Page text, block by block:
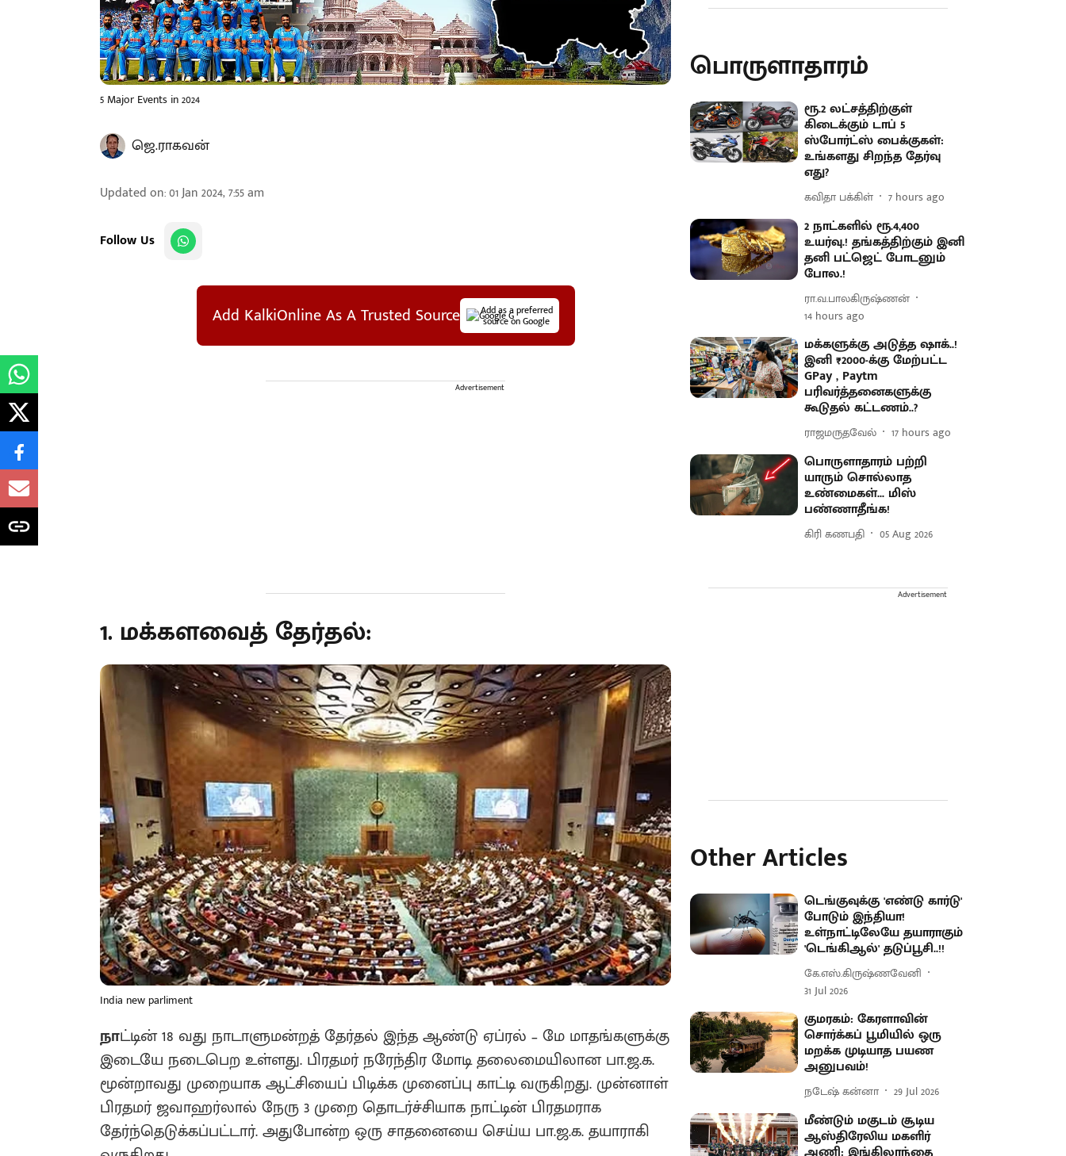
5 Major Events in 2024
ஜெ.ராகவன்
Updated on:01 Jan 2024, 7:55 am
Follow Us
Add KalkiOnline As A Trusted Source Add as a preferred
source on Google
Advertisement
1. மக்களவைத் தேர்தல்:
India new parliment
நாட்டின் 18 வது நாடாளுமன்றத் தேர்தல் இந்த ஆண்டு ஏப்ரல் – மே மாதங்களுக்கு
இடையே நடைபெற உள்ளது. பிரதமர் நரேந்திர மோடி தலைமையிலான பா.ஜ.க.
மூன்றாவது முறையாக ஆட்சியைப் பிடிக்க முனைப்பு காட்டி வருகிறது. முன்னாள்
பிரதமர் ஜவாஹர்லால் நேரு 3 முறை தொடர்ச்சியாக நாட்டின் பிரதமராக
தேர்ந்தெடுக்கப்பட்டார். அதுபோன்ற ஒரு சாதனையை செய்ய பா.ஜ.க. தயாராகி
பொருளாதாரம்
ரூ.2 லட்சத்திற்குள்
கிடைக்கும் டாப் 5
ஸ்போர்ட்ஸ் பைக்குகள்:
உங்களது சிறந்த தேர்வு
எது?
கவிதா பக்கிள் 7 hours ago
2 நாட்களில் ரூ.4,400
உயர்வு.! தங்கத்திற்கும் இனி
தனி பட்ஜெட் போடனும்
போல.!
ரா.வ.பாலகிருஷ்ணன்
14 hours ago
மக்களுக்கு அடுத்த ஷாக்..!
இனி ₹2000-க்கு மேற்பட்ட
GPay , Paytm
பரிவர்த்தனைகளுக்கு
கூடுதல் கட்டணம்..?
ராஜமருதவேல் 17 hours ago
பொருளாதாரம் பற்றி
யாரும் சொல்லாத
உண்மைகள்... மிஸ்
பண்ணாதீங்க!
கிரி கணபதி 05 Aug 2026
Advertisement
Other Articles
டெங்குவுக்கு 'எண்டு கார்டு'
போடும் இந்தியா!
உள்நாட்டிலேயே தயாராகும்
'டெங்கிஆல்' தடுப்பூசி..!!
கே.எஸ்.கிருஷ்ணவேனி
31 Jul 2026
குமரகம்: கேரளாவின்
சொர்க்கப் பூமியில் ஒரு
மறக்க முடியாத பயண
அனுபவம்!
நடேஷ் கன்னா 29 Jul 2026
மீண்டும் மகுடம் சூடிய
ஆஸ்திரேலிய மகளிர்